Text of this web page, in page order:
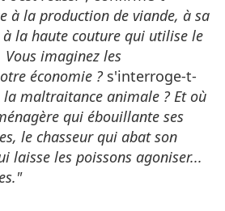
à la production de viande, à sa
la haute couture qui utilise le
imaginez les
économie ? s'interroge-t-
la maltraitance animale ? Et où
qui ébouillante ses
le chasseur qui abat son
laisse les poissons agoniser...